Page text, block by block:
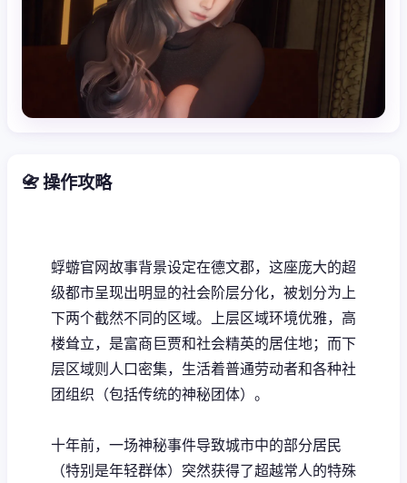
📇 操作攻略
蜉蝣官网故事背景设定在德文郡，这座庞大的超
级都市呈现出明显的社会阶层分化，被划分为上
下两个截然不同的区域。上层区域环境优雅，高
楼耸立，是富商巨贾和社会精英的居住地；而下
层区域则人口密集，生活着普通劳动者和各种社
团组织（包括传统的神秘团体）。
十年前，一场神秘事件导致城市中的部分居民
（特别是年轻群体）突然获得了超越常人的特殊